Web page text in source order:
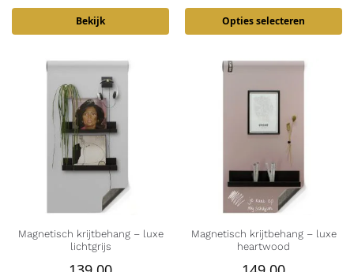
Bekijk Opties selecteren
Magnetisch krijtbehang – luxe
lichtgrijs
Magnetisch krijtbehang – luxe
heartwood